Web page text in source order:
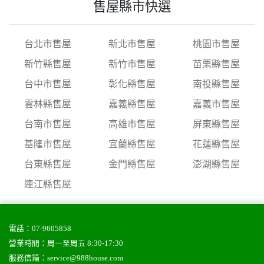
售屋縣市快選
台北市售屋 新北市售屋
桃園市售屋
新竹縣售屋
新竹市售屋
苗栗縣售屋
台中市售屋
彰化縣售屋
南投縣售屋
雲林縣售屋
嘉義縣售屋
嘉義市售屋
台南市售屋
高雄市售屋
屏東縣售屋
基隆市售屋
宜蘭縣售屋
花蓮縣售屋
台東縣售屋
金門縣售屋
澎湖縣售屋
連江縣售屋
電話： 07-9605858
營業時間：周一至周五 8:30-17:30
服務信箱： service@988house.com